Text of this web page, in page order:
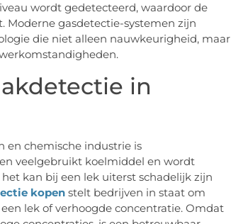
wordt gedetecteerd, waardoor de
Moderne gasdetectie-systemen zijn
die niet alleen nauwkeurigheid, maar
in
en chemische industrie is
veelgebruikt koelmiddel en wordt
kan bij een lek uiterst schadelijk zijn
kopenstelt bedrijven in staat om
lek of verhoogde concentratie. Omdat